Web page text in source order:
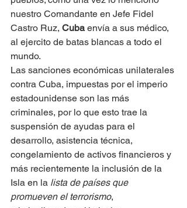
nuestro Comandante en Jefe Fidel
Castro Ruz, Cuba envía a sus médico,
al ejercito de batas blancas a todo el
mundo.
Las sanciones económicas unilaterales
contra Cuba, impuestas por el imperio
estadounidense son las más
criminales, por lo que esto trae la
suspensión de ayudas para el
desarrollo, asistencia técnica,
congelamiento de activos financieros y
más recientemente la inclusión de la
Isla en la lista de países que
promueven el terrorismo,